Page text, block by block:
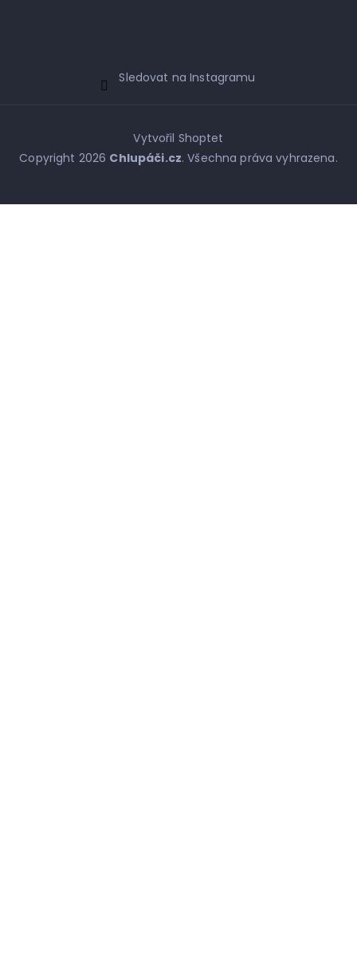
Sledovat na Instagramu
Vytvořil Shoptet
Copyright 2026 Chlupáči.cz. Všechna práva vyhrazena.